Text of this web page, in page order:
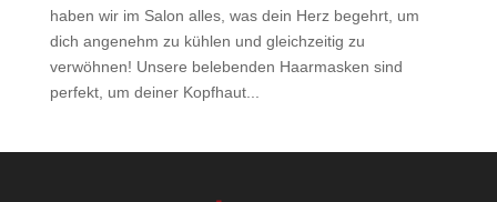
haben wir im Salon alles, was dein Herz begehrt, um
dich angenehm zu kühlen und gleichzeitig zu
verwöhnen! Unsere belebenden Haarmasken sind
perfekt, um deiner Kopfhaut...